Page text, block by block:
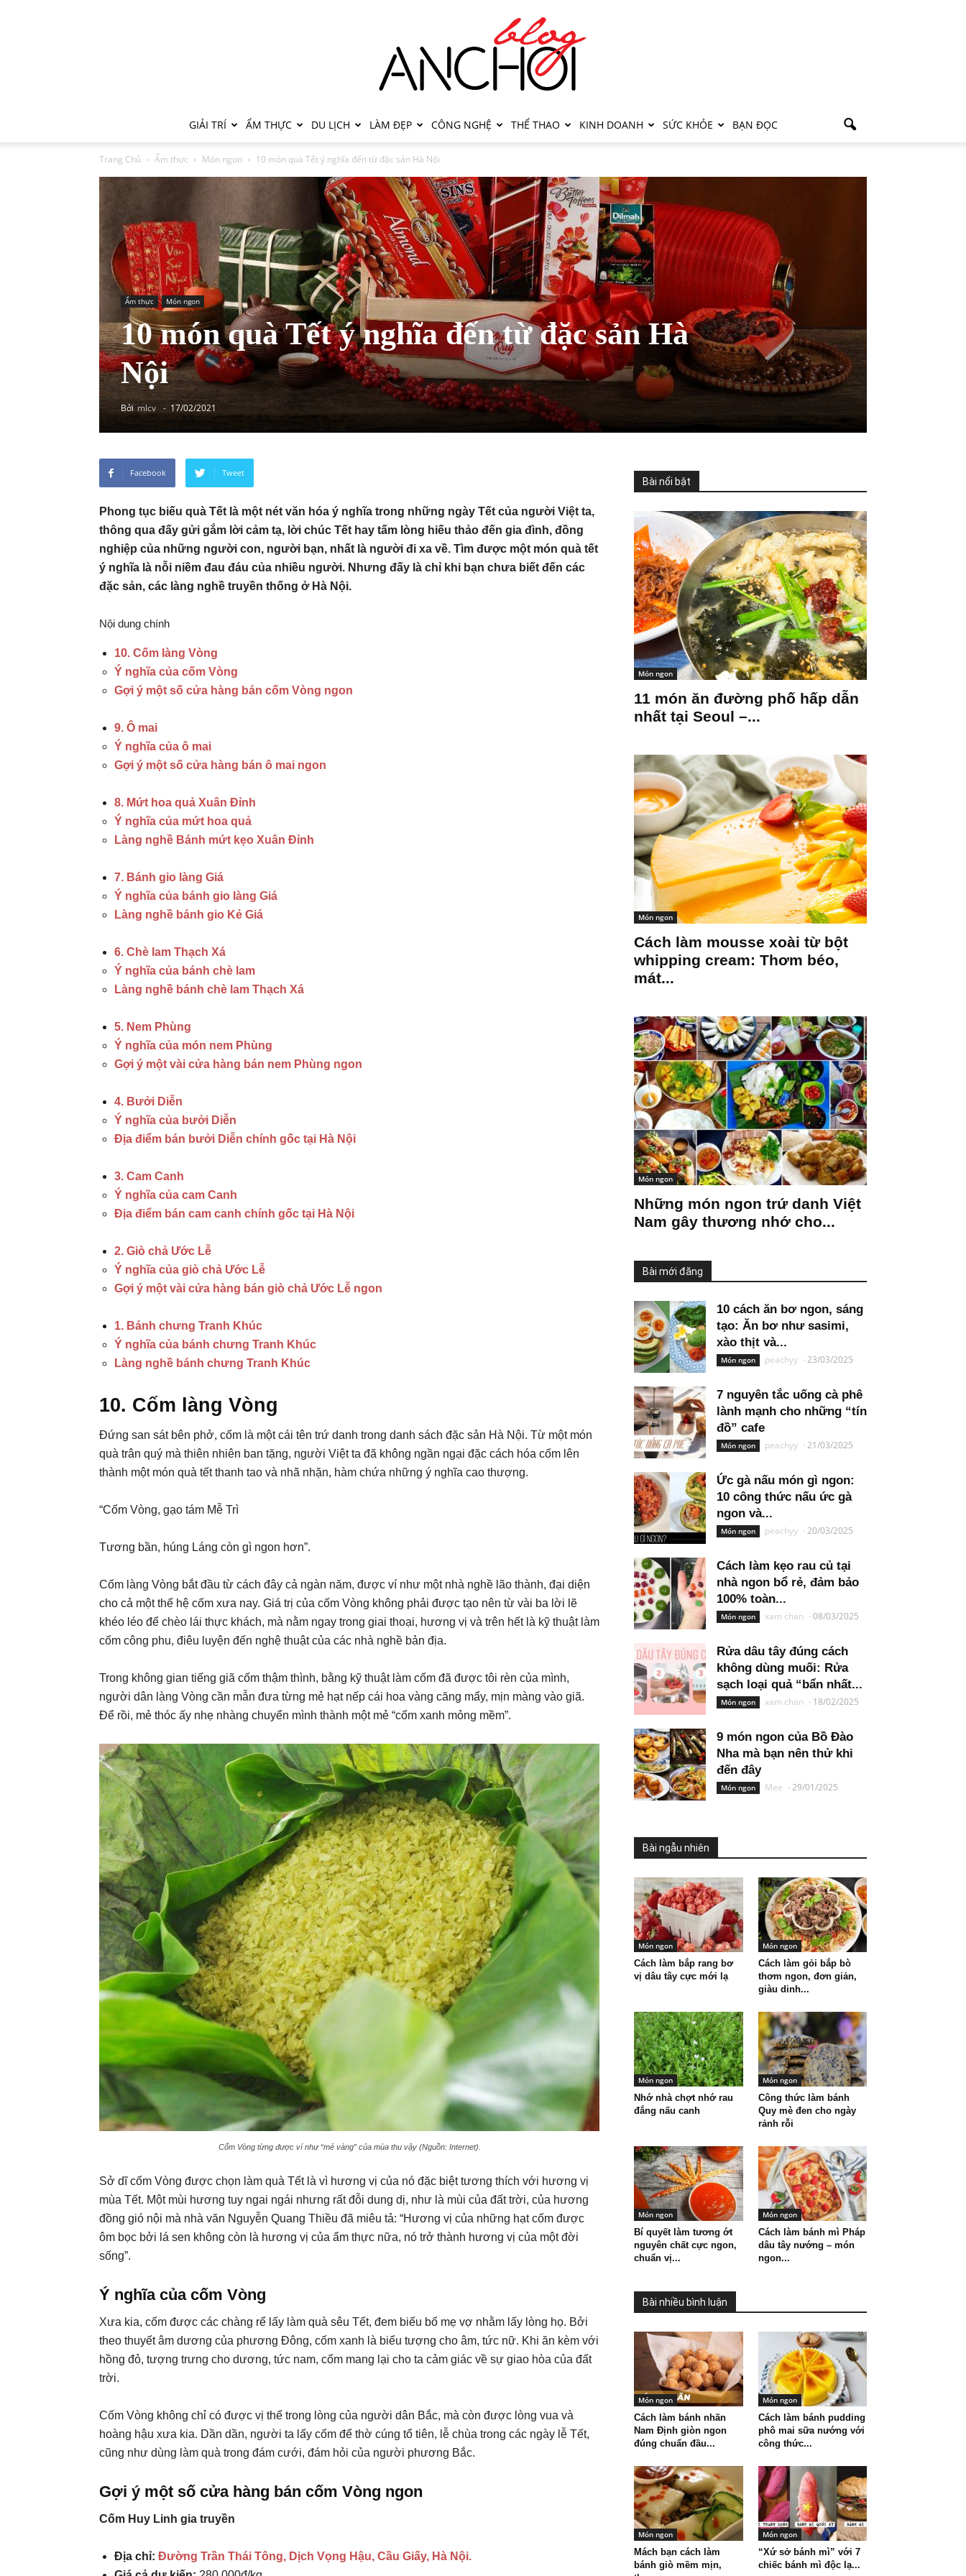
GIẢI TRÍ ẨM THỰC DU LỊCH LÀM ĐẸP CÔNG NGHỆ THỂ THAO KINH DOANH SỨC KHỎE BẠN ĐỌC
Trang Chủ Ẩm thực Món ngon 10 món quà Tết ý nghĩa đến từ đặc sản Hà Nội
Ẩm thực Món ngon
10 món quà Tết ý nghĩa đến từ đặc sản Hà
Nội
Bởi mlcv - 17/02/2021
Facebook Tweet
Phong tục biếu quà Tết là một nét văn hóa ý nghĩa trong những ngày Tết của người Việt ta,
thông qua đấy gửi gắm lời cảm tạ, lời chúc Tết hay tấm lòng hiếu thảo đến gia đình, đồng
nghiệp của những người con, người bạn, nhất là người đi xa về. Tìm được một món quà tết
ý nghĩa là nỗi niềm đau đáu của nhiều người. Nhưng đấy là chỉ khi bạn chưa biết đến các
đặc sản, các làng nghề truyền thống ở Hà Nội.
Nội dung chính
10. Cốm làng Vòng
Ý nghĩa của cốm Vòng
Gợi ý một số cửa hàng bán cốm Vòng ngon
9. Ô mai
Ý nghĩa của ô mai
Gợi ý một số cửa hàng bán ô mai ngon
8. Mứt hoa quả Xuân Đỉnh
Ý nghĩa của mứt hoa quả
Làng nghề Bánh mứt kẹo Xuân Đỉnh
7. Bánh gio làng Giá
Ý nghĩa của bánh gio làng Giá
Làng nghề bánh gio Kẻ Giá
6. Chè lam Thạch Xá
Ý nghĩa của bánh chè lam
Làng nghề bánh chè lam Thạch Xá
5. Nem Phùng
Ý nghĩa của món nem Phùng
Gợi ý một vài cửa hàng bán nem Phùng ngon
4. Bưởi Diễn
Ý nghĩa của bưởi Diễn
Địa điểm bán bưởi Diễn chính gốc tại Hà Nội
3. Cam Canh
Ý nghĩa của cam Canh
Địa điểm bán cam canh chính gốc tại Hà Nội
2. Giò chả Ước Lễ
Ý nghĩa của giò chả Ước Lễ
Gợi ý một vài cửa hàng bán giò chả Ước Lễ ngon
1. Bánh chưng Tranh Khúc
Ý nghĩa của bánh chưng Tranh Khúc
Làng nghề bánh chưng Tranh Khúc
10. Cốm làng Vòng
Đứng san sát bên phở, cốm là một cái tên trứ danh trong danh sách đặc sản Hà Nội. Từ một món
quà trân quý mà thiên nhiên ban tặng, người Việt ta đã không ngần ngại đặc cách hóa cốm lên
thành một món quà tết thanh tao và nhã nhặn, hàm chứa những ý nghĩa cao thượng.
“Cốm Vòng, gạo tám Mễ Trì
Tương bần, húng Láng còn gì ngon hơn”.
Cốm làng Vòng bắt đầu từ cách đây cả ngàn năm, được ví như một nhà nghề lão thành, đại diện
cho cả một thế hệ cốm xưa nay. Giá trị của cốm Vòng không phải được tạo nên từ vài ba lời lẽ
khéo léo để chèo lái thực khách, mà nằm ngay trong giai thoại, hương vị và trên hết là kỹ thuật làm
cốm công phu, điêu luyện đến nghệ thuật của các nhà nghề bản địa.
Trong không gian tiếng giã cốm thậm thình, bằng kỹ thuật làm cốm đã được tôi rèn của mình,
người dân làng Vòng cần mẫn đưa từng mẻ hạt nếp cái hoa vàng căng mẩy, mịn màng vào giã.
Để rồi, mẻ thóc ấy nhẹ nhàng chuyển mình thành một mẻ “cốm xanh mỏng mềm”.
Cốm Vòng từng được ví như “mẻ vàng” của mùa thu vậy (Nguồn: Internet).
Sở dĩ cốm Vòng được chọn làm quà Tết là vì hương vị của nó đặc biệt tương thích với hương vị
mùa Tết. Một mùi hương tuy ngai ngái nhưng rất đỗi dung dị, như là mùi của đất trời, của hương
đồng gió nội mà nhà văn Nguyễn Quang Thiều đã miêu tả: “Hương vị của những hạt cốm được
ôm bọc bởi lá sen không còn là hương vị của ẩm thực nữa, nó trở thành hương vị của một đời
sống”.
Ý nghĩa của cốm Vòng
Xưa kia, cốm được các chàng rể lấy làm quà sêu Tết, đem biếu bố mẹ vợ nhằm lấy lòng họ. Bởi
theo thuyết âm dương của phương Đông, cốm xanh là biểu tượng cho âm, tức nữ. Khi ăn kèm với
hồng đỏ, tượng trưng cho dương, tức nam, cốm mang lại cho ta cảm giác về sự giao hòa của đất
trời.
Cốm Vòng không chỉ có được vị thế trong lòng của người dân Bắc, mà còn được lòng vua và
hoàng hậu xưa kia. Dần dần, người ta lấy cốm để thờ cúng tổ tiên, lễ chùa trong các ngày lễ Tết,
cũng như dùng làm quà trong đám cưới, đám hỏi của người phương Bắc.
Gợi ý một số cửa hàng bán cốm Vòng ngon
Cốm Huy Linh gia truyền
Địa chỉ: Đường Trần Thái Tông, Dịch Vọng Hậu, Cầu Giấy, Hà Nội.
Bài nổi bật
Món ngon
11 món ăn đường phố hấp dẫn
nhất tại Seoul –...
Món ngon
Cách làm mousse xoài từ bột
whipping cream: Thơm béo,
mát...
Món ngon
Những món ngon trứ danh Việt
Nam gây thương nhớ cho...
Bài mới đăng
10 cách ăn bơ ngon, sáng
tạo: Ăn bơ như sasimi,
xào thịt và...
Món ngon peachyy -23/03/2025
7 nguyên tắc uống cà phê
lành mạnh cho những “tín
đồ” cafe
Món ngon peachyy -21/03/2025
Ức gà nấu món gì ngon:
10 công thức nấu ức gà
ngon và...
Món ngon peachyy -20/03/2025
Cách làm kẹo rau củ tại
nhà ngon bổ rẻ, đảm bảo
100% toàn...
Món ngon xam chan -08/03/2025
Rửa dâu tây đúng cách
không dùng muối: Rửa
sạch loại quả “bẩn nhất...
Món ngon xam chan - 18/02/2025
9 món ngon của Bồ Đào
Nha mà bạn nên thử khi
đến đây
Món ngon Mee -29/01/2025
Bài ngẫu nhiên
Món ngon
Cách làm bắp rang bơ
vị dâu tây cực mới lạ
Món ngon
Cách làm gỏi bắp bò
thơm ngon, đơn giản,
giàu dinh...
Món ngon
Nhớ nhà chợt nhớ rau
đắng nấu canh
Món ngon
Công thức làm bánh
Quy mè đen cho ngày
rảnh rỗi
Món ngon
Bí quyết làm tương ớt
nguyên chất cực ngon,
chuẩn vị...
Món ngon
Cách làm bánh mì Pháp
dâu tây nướng – món
ngon...
Bài nhiều bình luận
Món ngon
Cách làm bánh nhãn
Nam Định giòn ngon
đúng chuẩn đầu...
Món ngon
Cách làm bánh pudding
phô mai sữa nướng với
công thức...
Món ngon
Mách bạn cách làm
bánh giò mềm mịn,
Món ngon
“Xứ sở bánh mì” với 7
chiếc bánh mì độc lạ...